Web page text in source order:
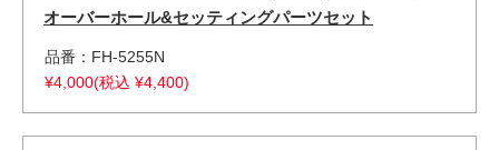
オーバーホール&セッティングパーツセット
品番：FH-5255N
¥4,000(税込 ¥4,400)